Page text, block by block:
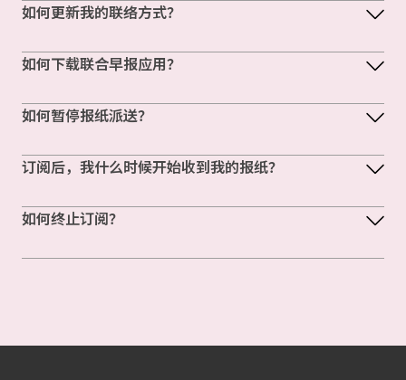
如何更新我的联络方式？
如何下载联合早报应用？
如何暂停报纸派送？
订阅后，我什么时候开始收到我的报纸？
如何终止订阅？